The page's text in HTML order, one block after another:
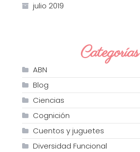
julio 2019
Categorías
ABN
Blog
Ciencias
Cognición
Cuentos y juguetes
Diversidad Funcional